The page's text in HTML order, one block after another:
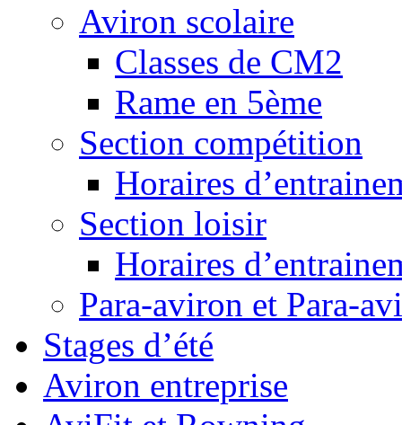
Aviron scolaire
Classes de CM2
Rame en 5ème
Section compétition
Horaires
Section loisir
Horaires
Para-aviron et Para-
Stages d’été
Aviron entreprise